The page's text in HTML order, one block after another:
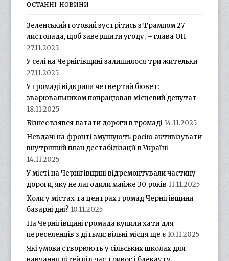
ОСТАННІ НОВИНИ
Зеленський готовий зустрітись з Трампом 27
листопада, щоб завершити угоду, – глава ОП
27.11.2025
У селі на Чернігівщині залишилося три жительки
27.11.2025
У громаді відкрили четвертий бювет:
зварювальником попрацював місцевий депутат
18.11.2025
Бізнес взявся латати дороги в громаді 14.11.2025
Невдачі на фронті змушують росію активізувати
внутрішній план дестабілізації в Україні
14.11.2025
У місті на Чернігівщині відремонтували частину
дороги, яку не лагодили майже 30 років 11.11.2025
Коли у містах та центрах громад Чернігівщини
базарні дні? 10.11.2025
На Чернігівщині громада купили хати для
переселенців з дітьми: вільні місця ще є 10.11.2025
Які умови створюють у сільських школах для